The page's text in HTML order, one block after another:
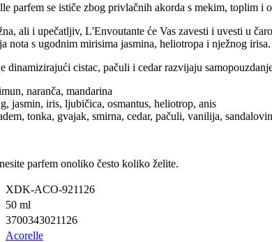
parfem se ističe zbog privlačnih akorda s mekim, toplim i
ali i upečatljiv, L'Envoutante će Vas zavesti i uvesti u
nota s ugodnim mirisima jasmina, heliotropa i nježnog
dinamizirajući cistac, pačuli i cedar razvijaju
naranča, mandarina
jasmin, iris, ljubičica, osmantus, heliotrop, anis
tonka, gvajak, smirna, cedar, pačuli, vanilija,
parfem onoliko često koliko želite.
XDK-ACO-921126
50 ml
3700343021126
Acorelle